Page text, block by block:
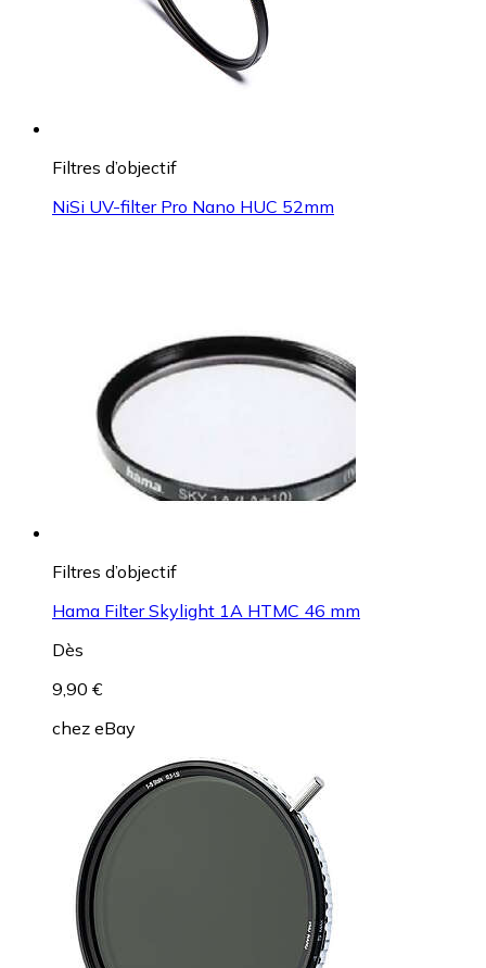
Filtres d’objectif
NiSi UV-filter Pro Nano HUC 52mm
Filtres d’objectif
Hama Filter Skylight 1A HTMC 46 mm
Dès
9,90 €
chez eBay